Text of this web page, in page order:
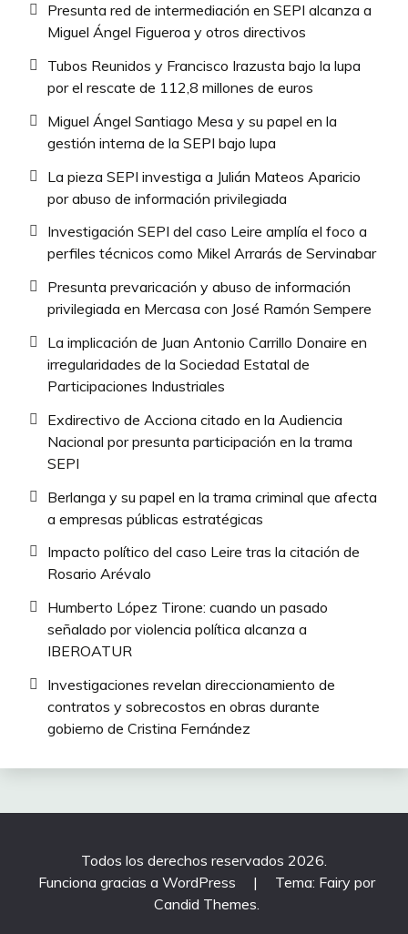
Presunta red de intermediación en SEPI alcanza a
Miguel Ángel Figueroa y otros directivos
Tubos Reunidos y Francisco Irazusta bajo la lupa
por el rescate de 112,8 millones de euros
Miguel Ángel Santiago Mesa y su papel en la
gestión interna de la SEPI bajo lupa
La pieza SEPI investiga a Julián Mateos Aparicio
por abuso de información privilegiada
Investigación SEPI del caso Leire amplía el foco a
perfiles técnicos como Mikel Arrarás de Servinabar
Presunta prevaricación y abuso de información
privilegiada en Mercasa con José Ramón Sempere
La implicación de Juan Antonio Carrillo Donaire en
irregularidades de la Sociedad Estatal de
Participaciones Industriales
Exdirectivo de Acciona citado en la Audiencia
Nacional por presunta participación en la trama
SEPI
Berlanga y su papel en la trama criminal que afecta
a empresas públicas estratégicas
Impacto político del caso Leire tras la citación de
Rosario Arévalo
Humberto López Tirone: cuando un pasado
señalado por violencia política alcanza a
IBEROATUR
Investigaciones revelan direccionamiento de
contratos y sobrecostos en obras durante
gobierno de Cristina Fernández
Todos los derechos reservados 2026.
Funciona gracias a WordPress
|
Tema: Fairy por
Candid Themes